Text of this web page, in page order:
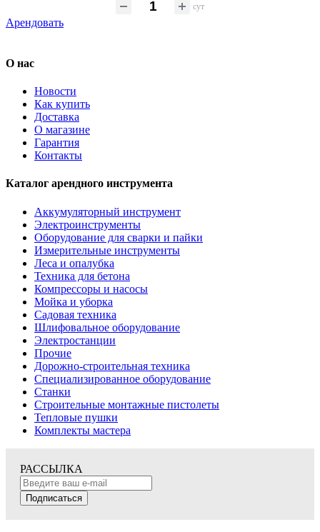
сут
Арендовать
О нас
Новости
Как купить
Доставка
О магазине
Гарантия
Контакты
Каталог арендного инструмента
Аккумуляторный инструмент
Электроинструменты
Оборудование для сварки и пайки
Измерительные инструменты
Леса и опалубка
Техника для бетона
Компрессоры и насосы
Мойка и уборка
Садовая техника
Шлифовальное оборудование
Электростанции
Прочие
Дорожно-строительная техника
Специализированное оборудование
Станки
Строительные монтажные пистолеты
Тепловые пушки
Комплекты мастера
РАССЫЛКА
Подписаться